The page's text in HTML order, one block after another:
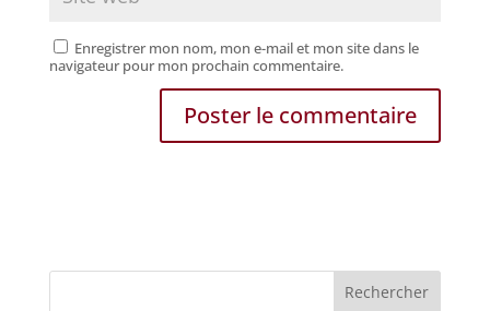
Enregistrer mon nom, mon e-mail et mon site dans le
navigateur pour mon prochain commentaire.
Rechercher